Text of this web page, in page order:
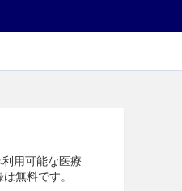
用可能な医療
無料です。